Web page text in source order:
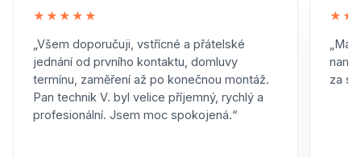
★★★★★
„Všem doporučuji, vstřícné a přátelské
jednání od prvního kontaktu, domluvy
termínu, zaměření až po konečnou montáž.
Pan technik V. byl velice příjemný, rychlý a
profesionální. Jsem moc spokojená.“
za